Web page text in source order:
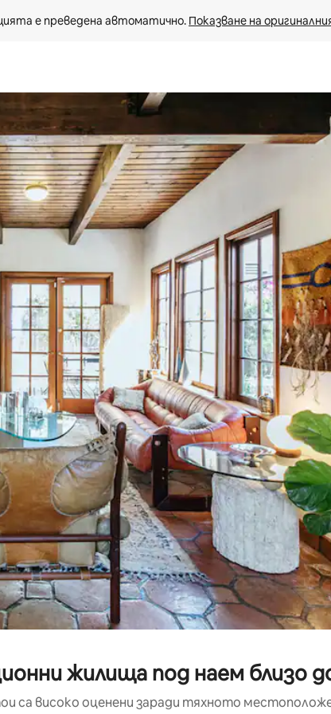
е преведена автоматично. Показване на
със стрелки нагоре и надолу или навигирайте с
жилища под наем близо
са високо оценени заради тяхното